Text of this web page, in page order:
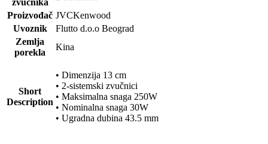
Proizvođač JVCKenwood
Uvoznik
Flutto d.o.o Beograd
Zemlja
porekla
Kina
Short
Description
• Dimenzija 13 cm
• 2-sistemski zvučnici
• Maksimalna snaga 250W
• Nominalna snaga 30W
• Ugradna dubina 43.5 mm